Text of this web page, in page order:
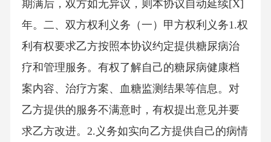
期满后，双方如无异议，则本协议自动延续[X]
年。二、双方权利义务（一）甲方权利义务1.权
利有权要求乙方按照本协议约定提供糖尿病治
疗和管理服务。有权了解自己的糖尿病健康档
案内容、治疗方案、血糖监测结果等信息。对
乙方提供的服务不满意时，有权提出意见并要
求乙方改进。2.义务如实向乙方提供自己的病情